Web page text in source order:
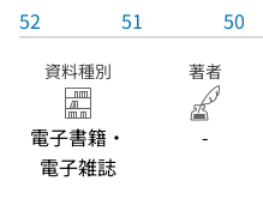
52 51 50
資料種別
電子書籍・
電子雑誌
著者
-